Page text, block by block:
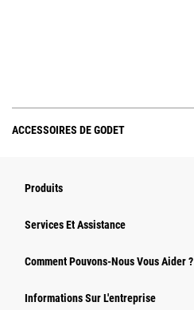
ACCESSOIRES DE GODET
Produits
Services Et Assistance
Comment Pouvons-Nous Vous Aider ?
Informations Sur L'entreprise